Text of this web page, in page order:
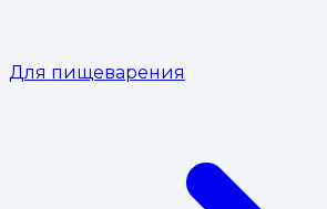
Для пищеварения